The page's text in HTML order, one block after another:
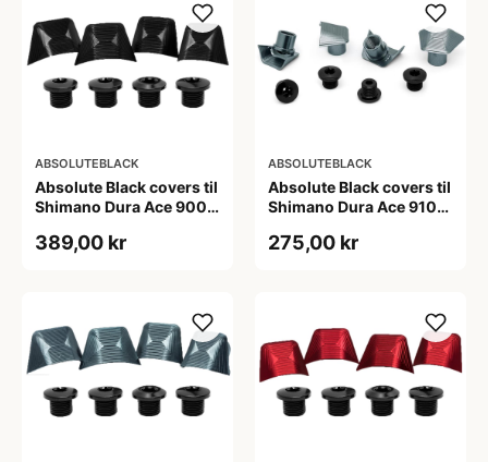
ABSOLUTEBLACK
Absolute Black covers til
Shimano Dura Ace 9000
389,00 kr
ABSOLUTEBLACK
Absolute Black covers til
Shimano Dura Ace 9100
275,00 kr